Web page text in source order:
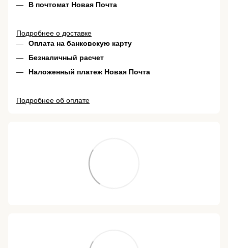
В почтомат Новая Почта
Подробнее о доставке
Оплата на банковскую карту
Безналичный расчет
Наложенный платеж Новая Почта
Подробнее об оплате